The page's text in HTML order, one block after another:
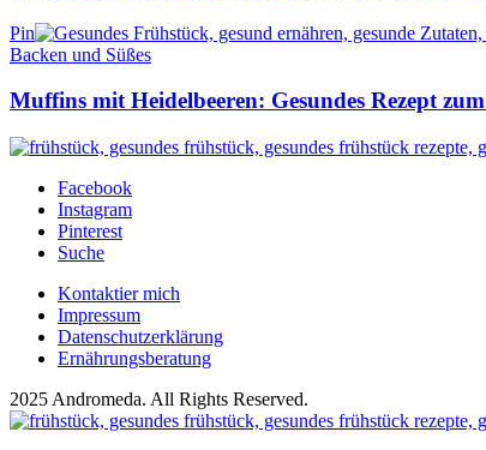
Pin
Backen und Süßes
Muffins mit Heidelbeeren: Gesundes Rezept
Facebook
Instagram
Pinterest
Suche
Kontaktier mich
Impressum
Datenschutzerklärung
Ernährungsberatung
2025 Andromeda. All Rights Reserved.